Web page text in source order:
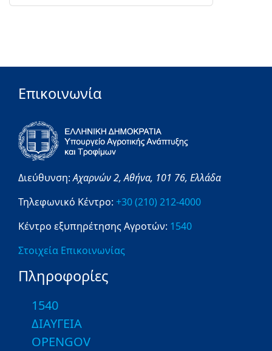
Επικοινωνία
Διεύθυνση:Αχαρνών 2,Αθήνα, 101 76, Ελλάδα
Τηλεφωνικό Κέντρο: +30 (210) 212-4000
Κέντρο εξυπηρέτησης Αγροτών: 1540
Στοιχεία Επικοινωνίας
Πληροφορίες
1540
ΔΙΑΥΓΕΙΑ
OPENGOV